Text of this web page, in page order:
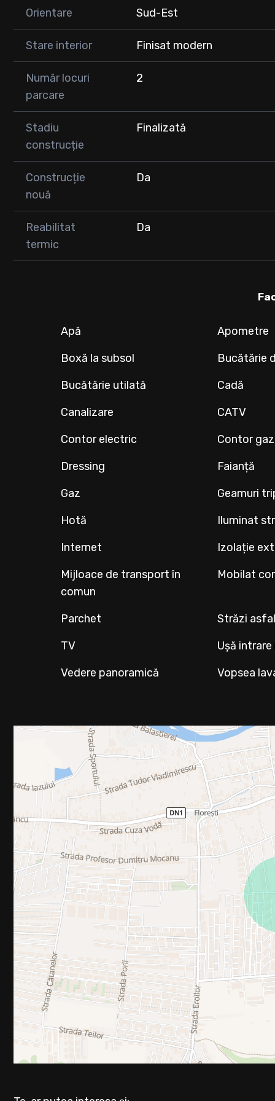
Orientare Sud-Est
Stare interior Finisat modern
Număr locuri
parcare
2
Stadiu
construcție
Finalizată
Construcție
nouă
Da
Reabilitat
termic
Da
Apă Apometre
Boxă la subsol
Bucătărie
Bucătărie utilată
Cadă
Canalizare
CATV
Contor electric
Contor gaz
Dressing
Faianță
Gaz
Geamuri
Hotă
Iluminat
Internet
Izolație
Mijloace de transport în
comun
Mobilat
Parchet Străzi
TV
Ușă
Vedere panoramică
Vopsea